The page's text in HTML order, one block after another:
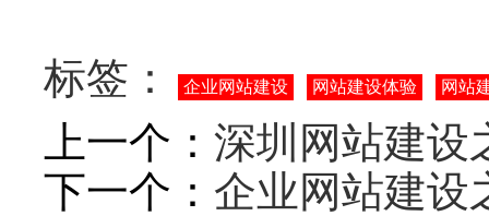
标签： 企业网站建设 网站建设体验 网站
上一个： 深圳网站建设
下一个： 企业网站建设